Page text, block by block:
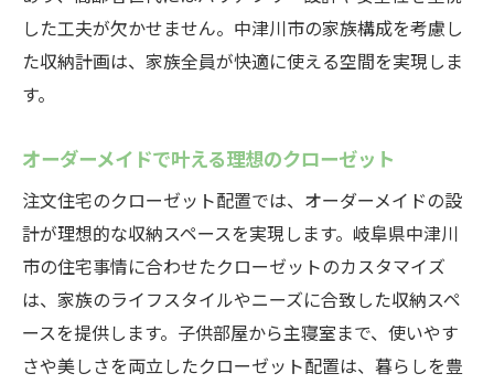
した工夫が欠かせません。中津川市の家族構成を考慮し
た収納計画は、家族全員が快適に使える空間を実現しま
す。
オーダーメイドで叶える理想のクローゼット
注文住宅のクローゼット配置では、オーダーメイドの設
計が理想的な収納スペースを実現します。岐阜県中津川
市の住宅事情に合わせたクローゼットのカスタマイズ
は、家族のライフスタイルやニーズに合致した収納スペ
ースを提供します。子供部屋から主寝室まで、使いやす
さや美しさを両立したクローゼット配置は、暮らしを豊